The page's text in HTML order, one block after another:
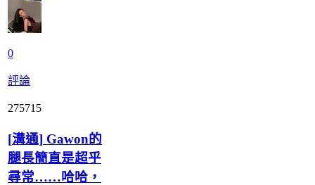
0
評論
275715
[溝通] Gawon的
腿長簡直是超乎
尋常……哈哈，